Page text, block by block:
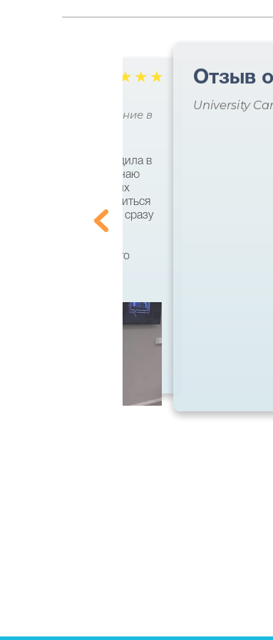
☆ ☆ ☆
образование в
я несколько раз ездила в
язык и совсем не знаю
По совету хороших
есть возможность учиться
вузе, а поступать сразу
на бакалавра по
государственного
Отзыв
University